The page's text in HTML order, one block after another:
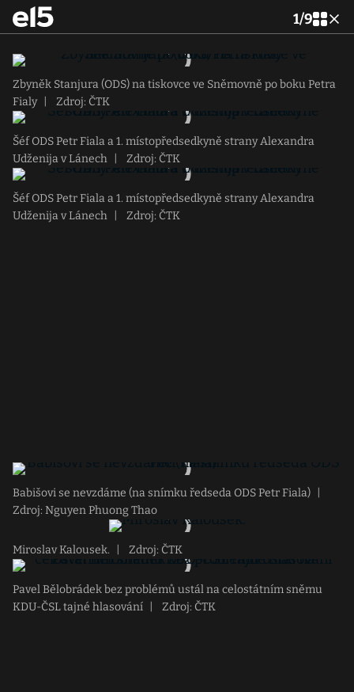
1/9
Zbyněk Stanjura (ODS) na tiskovce ve Sněmovně po boku Petra
Fialy
Zdroj: ČTK
Šéf ODS Petr Fiala a 1. místopředsedkyně strany Alexandra
Udženija v Lánech
Zdroj: ČTK
Šéf ODS Petr Fiala a 1. místopředsedkyně strany Alexandra
Udženija v Lánech
Zdroj: ČTK
Babišovi se nevzdáme (na snímku ředseda ODS Petr Fiala)
Zdroj: Nguyen Phuong Thao
Miroslav Kalousek. Zdroj: ČTK
Pavel Bělobrádek bez problémů ustál na celostátním sněmu
KDU-ČSL tajné hlasování
Zdroj: ČTK